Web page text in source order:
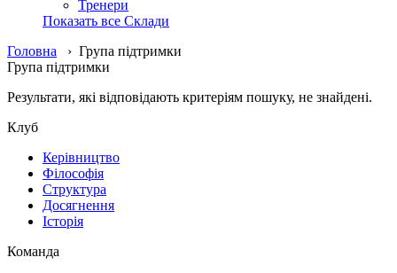
Тренери
Показать все Склади
Головна › Група підтримки
Група підтримки
Результати, які відповідають критеріям пошуку, не знайдені.
Клуб
Керівництво
Філософія
Структура
Досягнення
Історія
Команда